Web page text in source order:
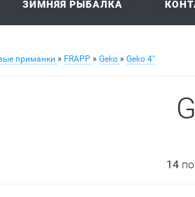
ЗИМНЯЯ РЫБАЛКА
приманки » FRAPP » Geko » Geko 4"
14